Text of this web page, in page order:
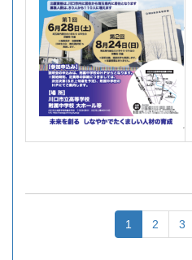
1 2 3